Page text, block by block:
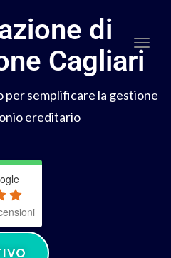
di
Cagliari
semplificare la gestione
ereditario